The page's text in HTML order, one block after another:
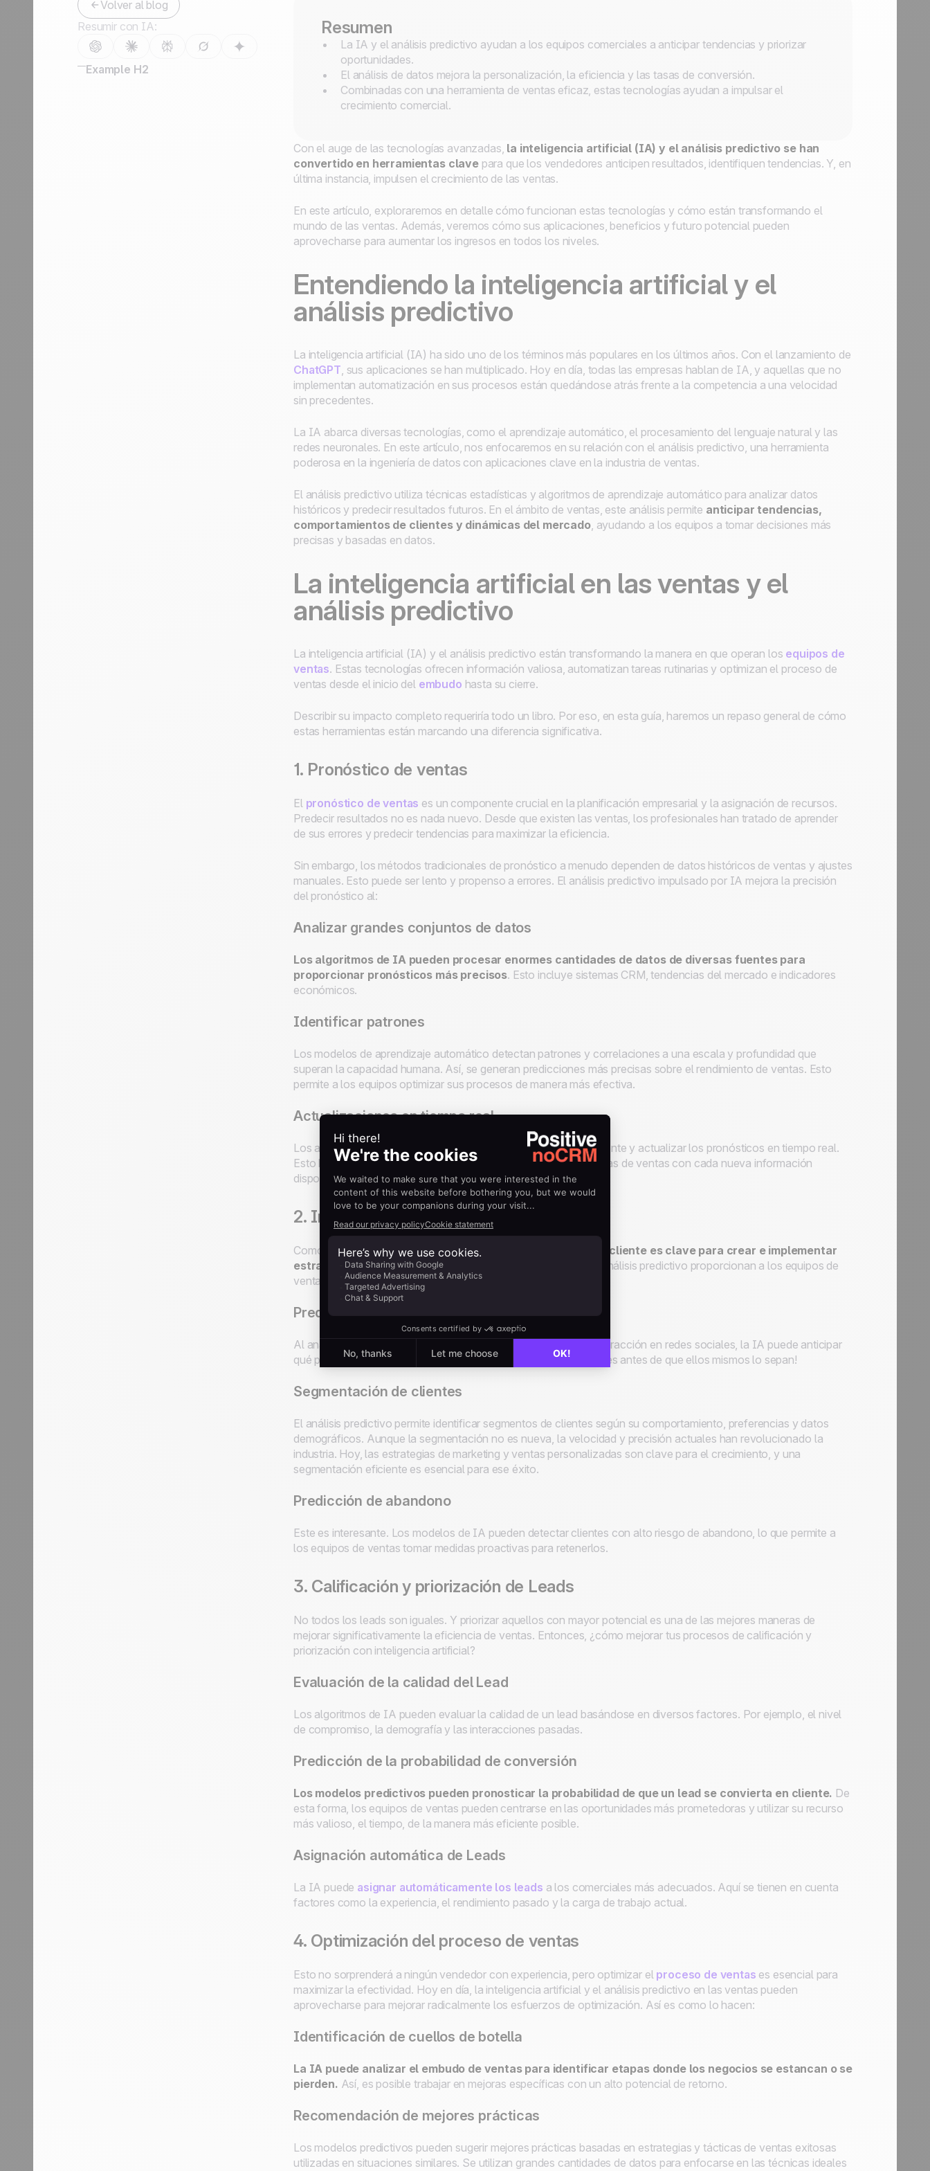
Contáctanos
Hazte partner
Volver al blog
Resumir con IA:
Example H2
Resumen
La IA y el análisis predictivo ayudan a los equipos comerciales a anticipar tendencias y priorizar
oportunidades.
El análisis de datos mejora la personalización, la eficiencia y las tasas de conversión.
Combinadas con una herramienta de ventas eficaz, estas tecnologías ayudan a impulsar el
crecimiento comercial.
Con el auge de las tecnologías avanzadas, la inteligencia artificial (IA) y el análisis predictivo se han
convertido en herramientas clavepara que los vendedores anticipen resultados, identifiquen tendencias. Y, en
última instancia, impulsen el crecimiento de las ventas.
En este artículo, exploraremos en detalle cómo funcionan estas tecnologías y cómo están transformando el
mundo de las ventas. Además, veremos cómo sus aplicaciones, beneficios y futuro potencial pueden
aprovecharse para aumentar los ingresos en todos los niveles.
Entendiendo la inteligencia artificial y el
análisis predictivo
La inteligencia artificial (IA) ha sido uno de los términos más populares en los últimos años. Con el lanzamiento de
ChatGPT, sus aplicaciones se han multiplicado. Hoy en día, todas las empresas hablan de IA, y aquellas que no
implementan automatización en sus procesos están quedándose atrás frente a la competencia a una velocidad
sin precedentes.
La IA abarca diversas tecnologías, como el aprendizaje automático, el procesamiento del lenguaje natural y las
redes neuronales. En este artículo, nos enfocaremos en su relación con el análisis predictivo, una herramienta
poderosa en la ingeniería de datos con aplicaciones clave en la industria de ventas.
El análisis predictivo utiliza técnicas estadísticas y algoritmos de aprendizaje automático para analizar datos
históricos y predecir resultados futuros. En el ámbito de ventas, este análisis permite anticipar tendencias,
comportamientos de clientes y dinámicas del mercado, ayudando a los equipos a tomar decisiones más
precisas y basadas en datos.
La inteligencia artificial en las ventas y el
análisis predictivo
La inteligencia artificial (IA) y el análisis predictivo están transformando la manera en que operan los equipos de
ventas. Estas tecnologías ofrecen información valiosa, automatizan tareas rutinarias y optimizan el proceso de
ventas desde el inicio del embudo hasta su cierre.
Describir su impacto completo requeriría todo un libro. Por eso, en esta guía, haremos un repaso general de cómo
estas herramientas están marcando una diferencia significativa.
1. Pronóstico de ventas
El pronóstico de ventas es un componente crucial en la planificación empresarial y la asignación de recursos.
Predecir resultados no es nada nuevo. Desde que existen las ventas, los profesionales han tratado de aprender
de sus errores y predecir tendencias para maximizar la eficiencia.
Sin embargo, los métodos tradicionales de pronóstico a menudo dependen de datos históricos de ventas y ajustes
manuales. Esto puede ser lento y propenso a errores. El análisis predictivo impulsado por IA mejora la precisión
del pronóstico al:
Analizar grandes conjuntos de datos
Los algoritmos de IA pueden procesar enormes cantidades de datos de diversas fuentes para
proporcionar pronósticos más precisos. Esto incluye sistemas CRM, tendencias del mercado e indicadores
económicos.
Identificar patrones
Los modelos de aprendizaje automático detectan patrones y correlaciones a una escala y profundidad que
superan la capacidad humana. Así, se generan predicciones más precisas sobre el rendimiento de ventas. Esto
permite a los equipos optimizar sus procesos de manera más efectiva.
Actualizaciones en tiempo real
Los avances recientes en IA permiten analizar datos continuamente y actualizar los pronósticos en tiempo real.
Esto brinda a los gerentes la oportunidad de ajustar sus estrategias de ventas con cada nueva información
disponible.
2. Información del cliente y segmentación
Como todo vendedor sabe,entender el comportamiento del cliente es clave para crear e implementar
estrategias de ventas exitosas
. La inteligencia artificial y el análisis predictivo proporcionan a los equipos de
ventas insights más profundos sobre sus clientes, como:
Predecir las necesidades del cliente
Al analizar el historial de compras, navegación y patrones de interacción en redes sociales, la IA puede anticipar
qué productos o servicios necesitarán los clientes. ¡Muchas veces antes de que ellos mismos lo sepan!
Segmentación de clientes
El análisis predictivo permite identificar segmentos de clientes según su comportamiento, preferencias y datos
demográficos. Aunque la segmentación no es nueva, la velocidad y precisión actuales han revolucionado la
industria. Hoy, las estrategias de marketing y ventas personalizadas son clave para el crecimiento, y una
segmentación eficiente es esencial para ese éxito.
Predicción de abandono
Este es interesante. Los modelos de IA pueden detectar clientes con alto riesgo de abandono, lo que permite a
los equipos de ventas tomar medidas proactivas para retenerlos.
3. Calificación y priorización de Leads
No todos los leads son iguales. Y priorizar aquellos con mayor potencial es una de las mejores maneras de
mejorar significativamente la eficiencia de ventas. Entonces, ¿cómo mejorar tus procesos de calificación y
priorización con inteligencia artificial?
Evaluación de la calidad del Lead
Los algoritmos de IA pueden evaluar la calidad de un lead basándose en diversos factores. Por ejemplo, el nivel
de compromiso, la demografía y las interacciones pasadas.
Predicción de la probabilidad de conversión
Los modelos predictivos pueden pronosticar la probabilidad de que un lead se convierta en cliente. De
esta forma, los equipos de ventas pueden centrarse en las oportunidades más prometedoras y utilizar su recurso
más valioso, el tiempo, de la manera más eficiente posible.
Asignación automática de Leads
La IA puede asignar automáticamente los leads a los comerciales más adecuados. Aquí se tienen en cuenta
factores como la experiencia, el rendimiento pasado y la carga de trabajo actual.
4. Optimización del proceso de ventas
Esto no sorprenderá a ningún vendedor con experiencia, pero optimizar el proceso de ventas es esencial para
maximizar la efectividad. Hoy en día, la inteligencia artificial y el análisis predictivo en las ventas pueden
aprovecharse para mejorar radicalmente los esfuerzos de optimización. Así es como lo hacen:
Identificación de cuellos de botella
La IA puede analizar el embudo de ventas para identificar etapas donde los negocios se estancan o se
pierden. Así, es posible trabajar en mejoras específicas con un alto potencial de retorno.
Recomendación de mejores prácticas
Los modelos predictivos pueden sugerir mejores prácticas basadas en estrategias y tácticas de ventas exitosas
utilizadas en situaciones similares. Se utilizan grandes cantidades de datos para enfocarse en las técnicas ideales